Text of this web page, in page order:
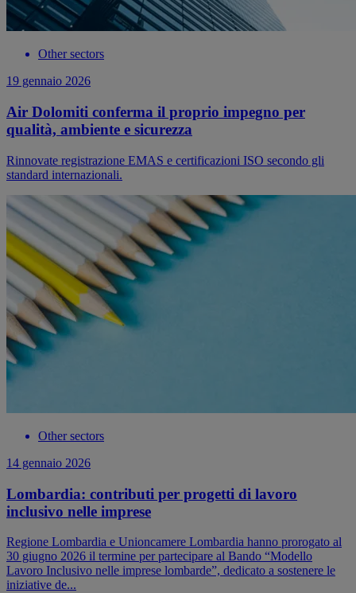
Other sectors
19 gennaio 2026
Air Dolomiti conferma il proprio impegno per
qualità, ambiente e sicurezza
Rinnovate registrazione EMAS e certificazioni ISO secondo gli
standard internazionali.
Other sectors
14 gennaio 2026
Lombardia: contributi per progetti di lavoro
inclusivo nelle imprese
Regione Lombardia e Unioncamere Lombardia hanno prorogato al
30 giugno 2026 il termine per partecipare al Bando “Modello
Lavoro Inclusivo nelle imprese lombarde”, dedicato a sostenere le
iniziative de...